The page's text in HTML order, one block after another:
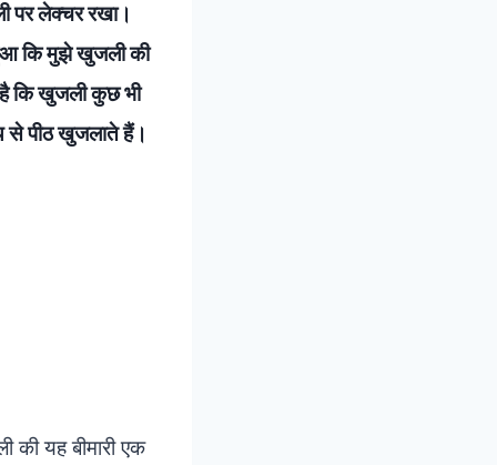
पर लेक्चर रखा।
कि मुझे खुजली की
है कि खुजली कुछ भी
से पीठ खुजलाते हैं।
यह बीमारी एक